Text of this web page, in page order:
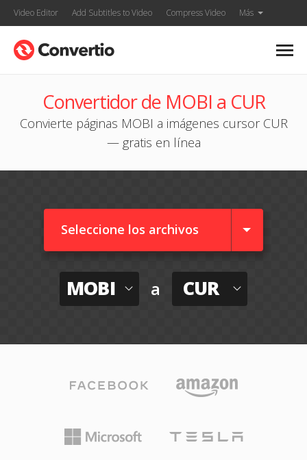
Video Editor Add Subtitles to Video Compress Video Más
Convertidor de MOBI a CUR
Convierte páginas MOBI a imágenes cursor CUR
— gratis en línea
Seleccione los archivos
MOBI a CUR